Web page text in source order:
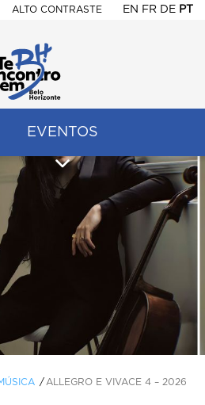
ALTO CONTRASTE EN FR DE PT
EVENTOS
ALLEGRO E VIVACE 4 – 2026